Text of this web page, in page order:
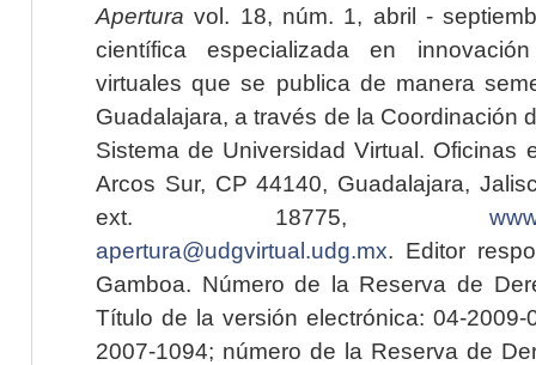
Apertura vol. 18, núm. 1, abril -
científica especializada en
virtuales que se publica de manera
Guadalajara, a través de la Coordinación
Sistema de Universidad Virtual. Oficinas
Arcos Sur, CP 44140, Guadalajara,
ext. 18775,
apertura@udgvirtual.udg.mx. Editor
Gamboa. Número de la Reserva de
Título de la versión electrónica: 04-2009-
2007-1094; número de la Reserva de